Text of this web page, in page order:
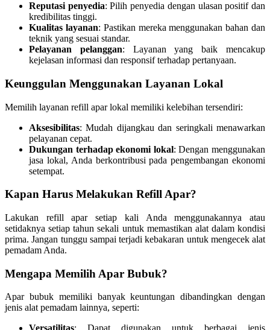
Reputasi penyedia: Pilih penyedia dengan ulasan positif dan
kredibilitas tinggi.
Kualitas layanan: Pastikan mereka menggunakan bahan dan
teknik yang sesuai standar.
Pelayanan pelanggan: Layanan yang baik mencakup
kejelasan informasi dan responsif terhadap pertanyaan.
Keunggulan Menggunakan Layanan Lokal
Memilih layanan refill apar lokal memiliki kelebihan tersendiri:
Aksesibilitas: Mudah dijangkau dan seringkali menawarkan
pelayanan cepat.
Dukungan terhadap ekonomi lokal: Dengan menggunakan
jasa lokal, Anda berkontribusi pada pengembangan ekonomi
setempat.
Kapan Harus Melakukan Refill Apar?
Lakukan refill apar setiap kali Anda menggunakannya atau
setidaknya setiap tahun sekali untuk memastikan alat dalam kondisi
prima. Jangan tunggu sampai terjadi kebakaran untuk mengecek alat
pemadam Anda.
Mengapa Memilih Apar Bubuk?
Apar bubuk memiliki banyak keuntungan dibandingkan dengan
jenis alat pemadam lainnya, seperti: